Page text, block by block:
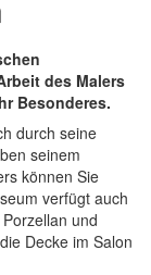
des Malers
Besonderes.
durch seine
seinem
können Sie
verfügt auch
und
Decke im Salon